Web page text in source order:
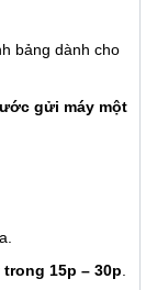
bảng dành cho
gửi máy một
trong 15p – 30p